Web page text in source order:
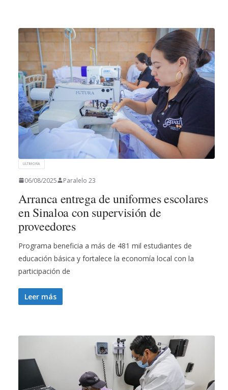
ULTIMORA
06/08/2025 Paralelo 23
Arranca entrega de uniformes escolares
en Sinaloa con supervisión de
proveedores
Programa beneficia a más de 481 mil estudiantes de
educación básica y fortalece la economía local con la
participación de
Leer más